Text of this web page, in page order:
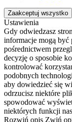
Zaakceptuj wszystko
Ustawienia
Gdy odwiedzasz
informacje mogą być
pośrednictwem
decyzję o sposobie
kontrolować
podobnych
aby dowiedzieć się
odrzucisz niektóre
spowodować
niektórych funkcji
Rozwiń opis Zwiń